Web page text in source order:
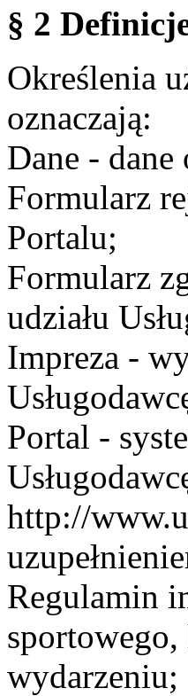
§ 2
Określenia
oznaczają:
Dane -
Formularz
Portalu;
Formularz
udziału
Impreza -
Portal -
http://
Regulamin
wydarzeniu;